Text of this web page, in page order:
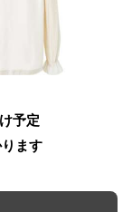
予定
ります